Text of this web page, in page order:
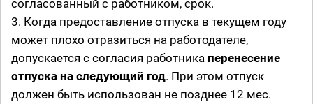
согласованный с работником, срок.
3. Когда предоставление отпуска в текущем году
может плохо отразиться на работодателе,
допускается с согласия работника перенесение
отпуска на следующий год. При этом отпуск
должен быть использован не позднее 12 мес.